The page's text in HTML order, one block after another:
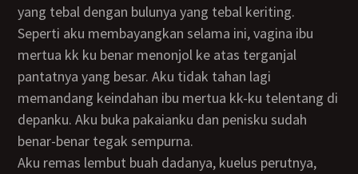
yang tebal dengan bulunya yang tebal keriting.
Seperti aku membayangkan selama ini, vagina ibu
mertua kk ku benar menonjol ke atas terganjal
pantatnya yang besar. Aku tidak tahan lagi
memandang keindahan ibu mertua kk-ku telentang di
depanku. Aku buka pakaianku dan penisku sudah
benar-benar tegak sempurna.
Aku remas lembut buah dadanya, kuelus perutnya,